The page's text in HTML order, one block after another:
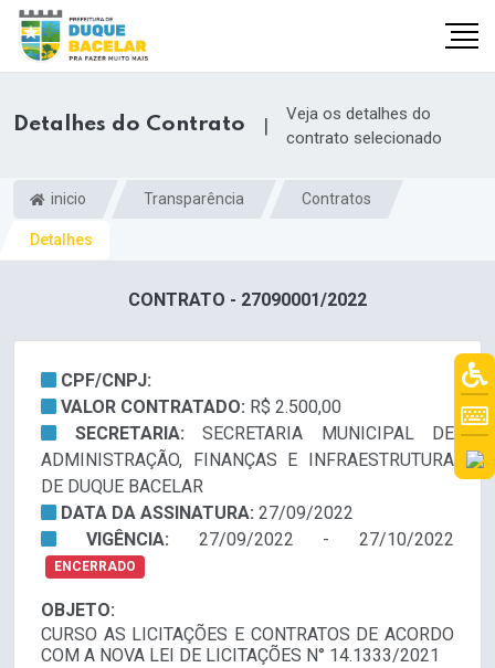
Detalhes do Contrato |
Veja os detalhes do
contrato selecionado
inicio Transparência Contratos
Detalhes
CONTRATO - 27090001/2022
CPF/CNPJ:
VALOR CONTRATADO: R$ 2.500,00
SECRETARIA: SECRETARIA MUNICIPAL DE
ADMINISTRAÇÃO, FINANÇAS E INFRAESTRUTURA
DE DUQUE BACELAR
DATA DA ASSINATURA: 27/09/2022
VIGÊNCIA: 27/09/2022 - 27/10/2022
ENCERRADO
OBJETO:
CURSO AS LICITAÇÕES E CONTRATOS DE ACORDO
COM A NOVA LEI DE LICITAÇÕES N° 14.1333/2021